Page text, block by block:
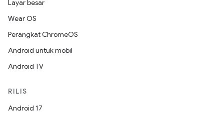
Layar besar
Wear OS
Perangkat ChromeOS
Android untuk mobil
Android TV
RILIS
Android 17